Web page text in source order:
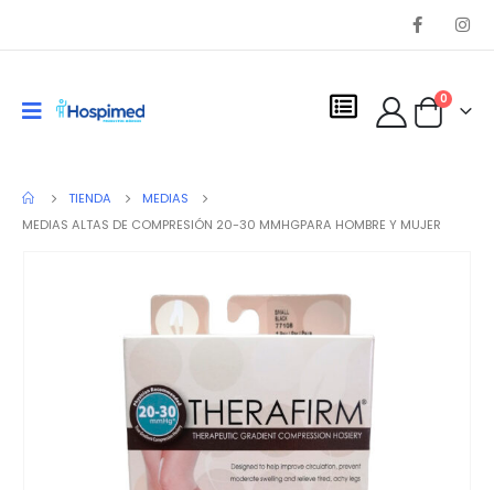
0
TIENDA
MEDIAS
MEDIAS ALTAS DE COMPRESIÓN 20-30 MMHGPARA HOMBRE Y MUJER